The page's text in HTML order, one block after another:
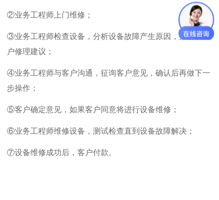
②业务工程师上门维修；
③业务工程师检查设备，分析设备故障产生原因，并给予客
户修理建议；
④业务工程师与客户沟通，征询客户意见，确认后再做下一
步操作；
⑤客户确定意见，如果客户同意将进行设备维修；
⑥业务工程师维修设备，测试检查直到设备故障解决；
⑦设备维修成功后，客户付款。